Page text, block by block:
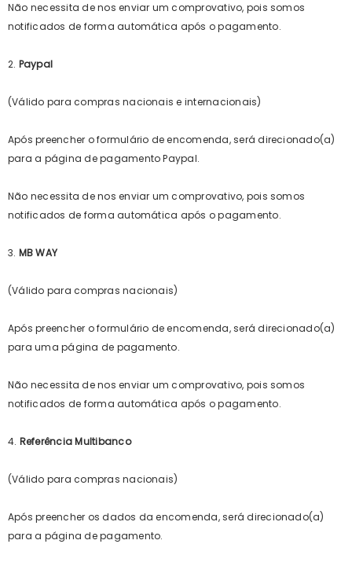
Não necessita de nos enviar um comprovativo, pois somos
notificados de forma automática após o pagamento.
2. Paypal
(Válido paracompras nacionais e internacionais)
Após preencher o formulário de encomenda, será direcionado(a)
para a página de pagamento Paypal.
Não necessita de nos enviar um comprovativo, pois somos
notificados de forma automática após o pagamento.
3. MB WAY
(Válido para compras nacionais)
Após preencher o formulário de encomenda, será direcionado(a)
para uma página de pagamento.
Não necessita de nos enviar um comprovativo, pois somos
notificados de forma automática após o pagamento.
4. Referência Multibanco
(Válido para compras nacionais)
Após preencher os dados da encomenda, será direcionado(a)
para a página de pagamento.